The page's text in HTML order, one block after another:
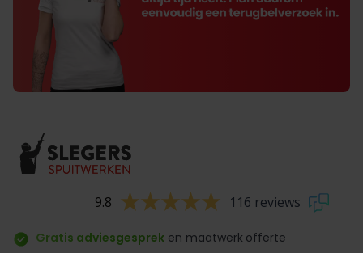
9.8 116 reviews
Gratis adviesgesprek en maatwerk offerte